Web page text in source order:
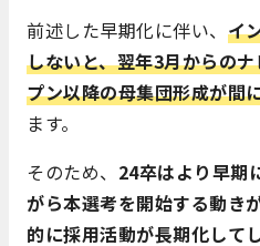
前述した早期化に伴い、 イ
しないと、翌年3月からの
プン以降の母集団形成が間
ます。
そのため、 24卒はより早期
がら本選考を開始する動き
的に採用活動が長期化して